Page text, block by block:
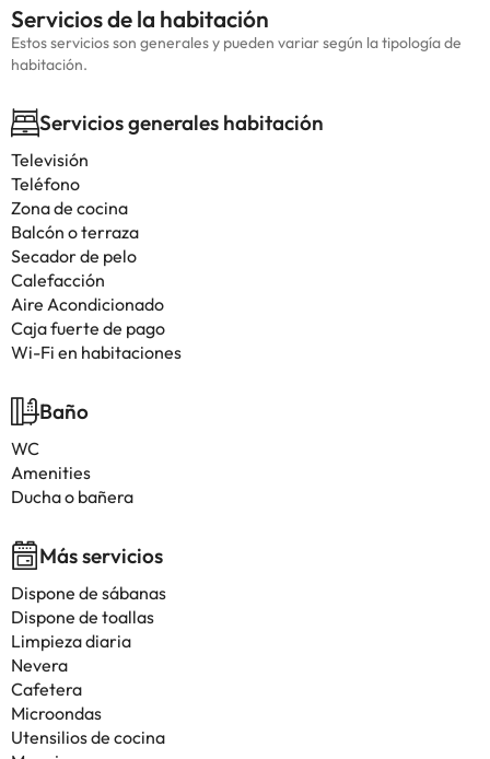
Servicios de la habitación
Estos servicios son generales y pueden variar según la tipología de
habitación.
Servicios generales habitación
Televisión
Teléfono
Zona de cocina
Balcón o terraza
Secador de pelo
Calefacción
Aire Acondicionado
Caja fuerte de pago
Wi-Fi en habitaciones
Baño
WC
Amenities
Ducha o bañera
Más servicios
Dispone de sábanas
Dispone de toallas
Limpieza diaria
Nevera
Cafetera
Microondas
Utensilios de cocina